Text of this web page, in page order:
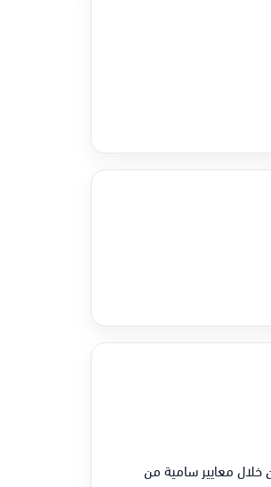
معايير سامية من